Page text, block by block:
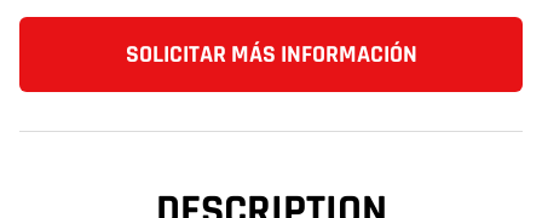
SOLICITAR MÁS INFORMACIÓN